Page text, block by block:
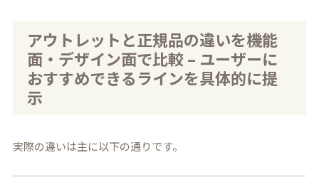
アウトレットと正規品の違いを機能
面・デザイン面で比較 – ユーザーに
おすすめできるラインを具体的に提
示
実際の違いは主に以下の通りです。